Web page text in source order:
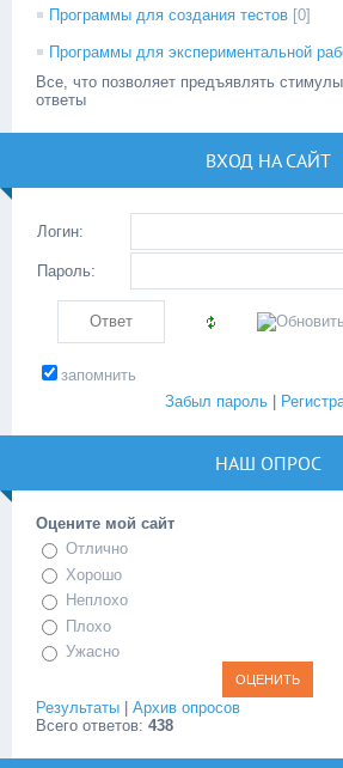
Программы для создания тестов [0]
Программы для экспериментальной
Все, что позволяет предъявлять
ответы
ВХОД НА САЙТ
Логин:
Пароль:
запомнить
Забыл пароль
НАШ ОПРОС
Оцените мой сайт
Отлично
Хорошо
Неплохо
Плохо
Ужасно
Результаты
Архив опросов
Всего ответов: 438